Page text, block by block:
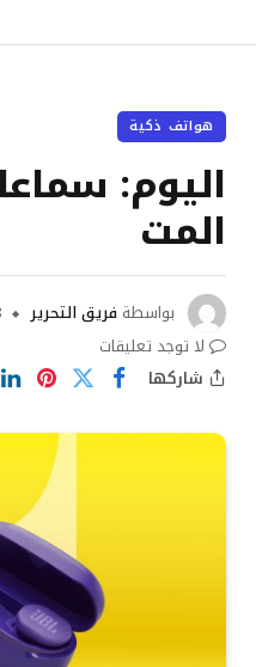
هواتف ذكية
المت
بواسطة فريق التحرير
لا توجد تعليقات
شاركها